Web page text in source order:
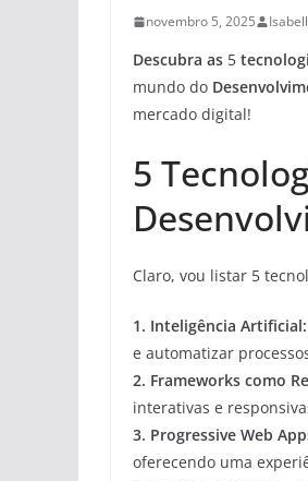
novembro 5, 2025
Descubra as 5
mundo do
mercado digital!
5
Claro, vou listar 5
1. Inteligência Artificial:
e automatizar
2. Frameworks como
interativas e
3. Progressive Web
oferecendo uma